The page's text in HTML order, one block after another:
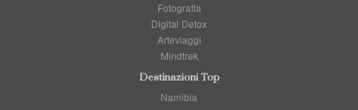
Fotografia
Digital Detox
Arteviaggi
Mindtrek
Destinazioni Top
Namibia